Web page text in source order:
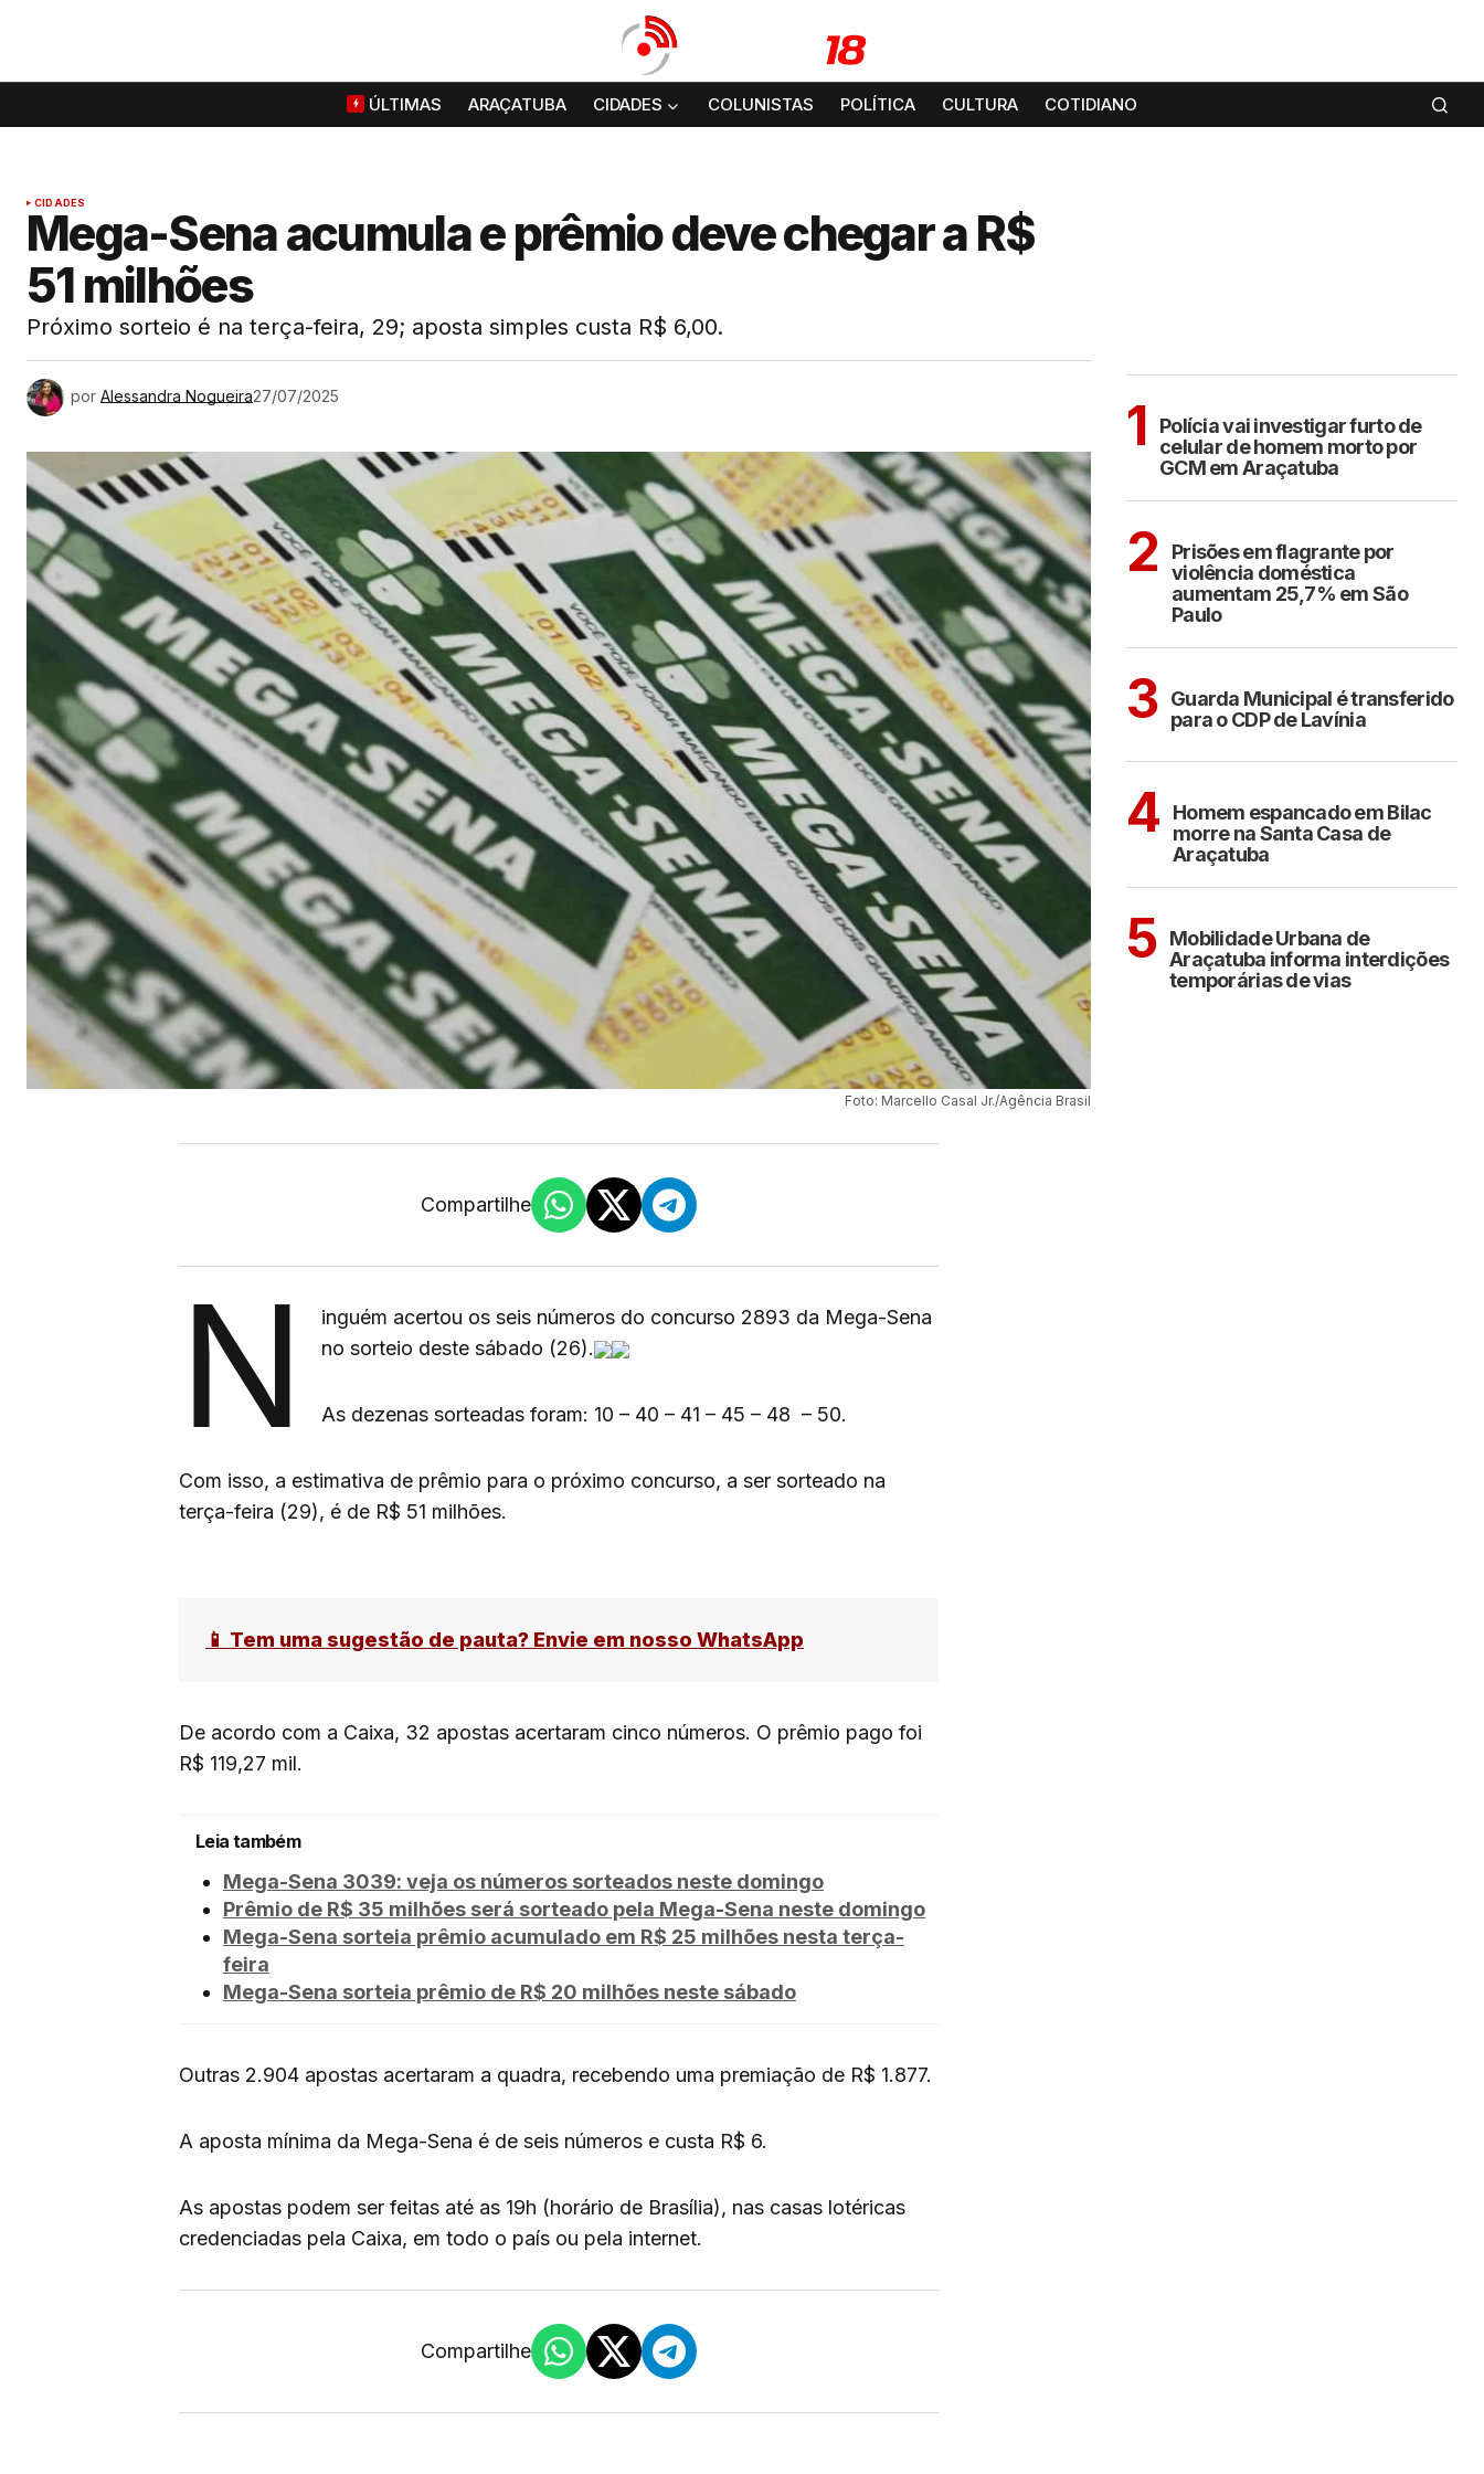
ÚLTIMAS ARAÇATUBA CIDADES COLUNISTAS POLÍTICA CULTURA COTIDIANO
CIDADES
Mega-Sena acumula e prêmio deve chegar a R$
51 milhões
Próximo sorteio é na terça-feira, 29; aposta simples custa R$ 6,00.
por Alessandra Nogueira27/07/2025
Foto: Marcello Casal Jr./Agência Brasil
Compartilhe
N
inguém acertou os seis números do concurso 2893 da Mega-Sena
no sorteio deste sábado (26).
As dezenas sorteadas foram: 10 – 40 – 41 – 45 – 48 – 50.
Com isso, a estimativa de prêmio para o próximo concurso, a ser sorteado na
terça-feira (29), é de R$ 51 milhões.
📱 Tem uma sugestão de pauta? Envie em nosso WhatsApp
De acordo com a Caixa, 32 apostas acertaram cinco números. O prêmio pago foi
R$ 119,27 mil.
Leia também
Mega-Sena 3039: veja os números sorteados neste domingo
Prêmio de R$ 35 milhões será sorteado pela Mega-Sena neste domingo
Mega-Sena sorteia prêmio acumulado em R$ 25 milhões nesta terça-
feira
Mega-Sena sorteia prêmio de R$ 20 milhões neste sábado
Outras 2.904 apostas acertaram a quadra, recebendo uma premiação de R$ 1.877.
A aposta mínima da Mega-Sena é de seis números e custa R$ 6.
As apostas podem ser feitas até as 19h (horário de Brasília), nas casas lotéricas
credenciadas pela Caixa, em todo o país ou pela internet.
Compartilhe
1
Polícia vai investigar furto de
celular de homem morto por
GCM em Araçatuba
2
Prisões em flagrante por
violência doméstica
aumentam 25,7% em São
Paulo
3 Guarda Municipal é transferido
para o CDP de Lavínia
4
Homem espancado em Bilac
morre na Santa Casa de
Araçatuba
5 Mobilidade Urbana de
Araçatuba informa interdições
temporárias de vias